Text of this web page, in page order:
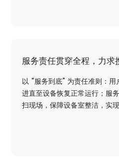
服务责任贯穿全程，力求
以 “服务到底” 为责任准则：
进直至设备恢复正常运行；服
扫现场，保障设备室整洁，实现